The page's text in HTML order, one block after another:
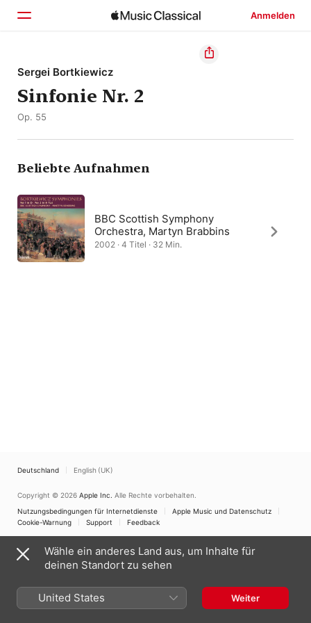
Anmelden
Startseite
Entdecken
Sergei Bortkiewicz
Sinfonie Nr. 2
Op. 55
Beliebte Aufnahmen
BBC Scottish Symphony
Orchestra, Martyn Brabbins
2002 · 4 Titel · 32 Min.
Deutschland English (UK)
Copyright © 2026 Apple Inc. Alle Rechte vorbehalten.
Nutzungsbedingungen für Internetdienste
Apple Music und Datenschutz
Cookie-Warnung
Support Feedback
Wähle ein anderes Land aus, um Inhalte für
deinen Standort zu sehen
United States Weiter